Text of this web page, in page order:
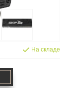
На складе